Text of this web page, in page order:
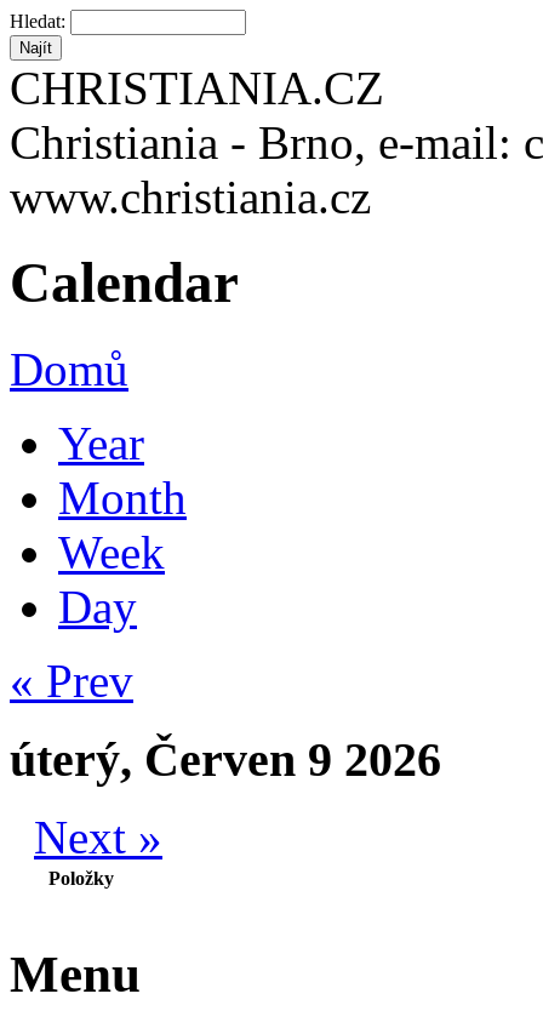
Hledat:
CHRISTIANIA.CZ
Christiania - Brno, e-mail:
www.christiania.cz
Calendar
Domů
Year
Month
Week
Day
« Prev
úterý, Červen 9 2026
Next »
Položky
Menu